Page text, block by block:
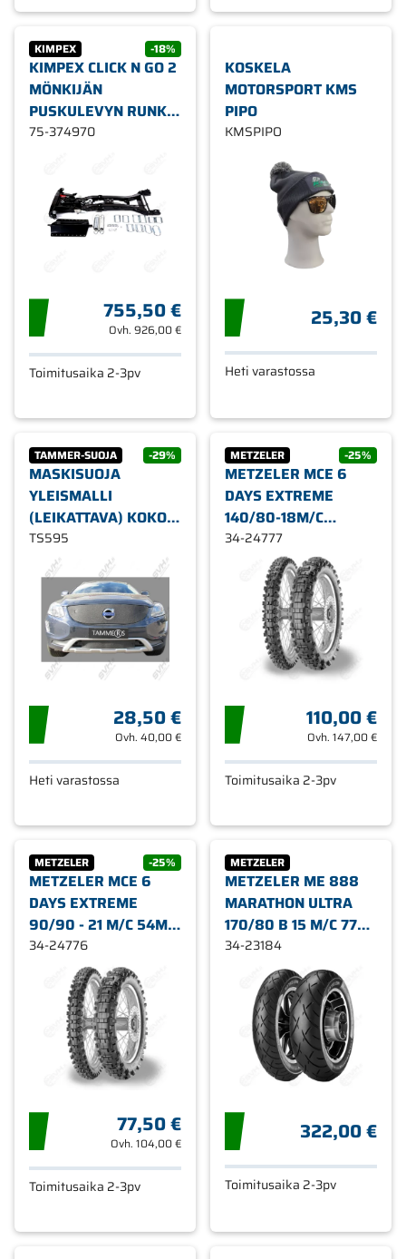
KIMPEX -18%
KIMPEX CLICK N GO 2
MÖNKIJÄN
PUSKULEVYN RUNKO
UTV
75-374970
755,50 €
Ovh. 926,00 €
Toimitusaika 2-3pv
KOSKELA
MOTORSPORT KMS
PIPO
KMSPIPO
25,30 €
Heti varastossa
TAMMER-SUOJA -29%
MASKISUOJA
YLEISMALLI
(LEIKATTAVA) KOKO
44 X 110CM
TS595
28,50 €
Ovh. 40,00 €
Heti varastossa
METZELER -25%
METZELER MCE 6
DAYS EXTREME
140/80-18M/C
MOOTTORIPYÖRÄN
RENGAS
34-24777
110,00 €
Ovh. 147,00 €
Toimitusaika 2-3pv
METZELER -25%
METZELER MCE 6
DAYS EXTREME
90/90 - 21 M/C 54M
M+S F
MOOTTORIPYÖRÄN
RENGAS
34-24776
77,50 €
Ovh. 104,00 €
Toimitusaika 2-3pv
METZELER
METZELER ME 888
MARATHON ULTRA
170/80 B 15 M/C 77H
TL TAAKSE
MOOTTORIPYÖRÄN
RENGAS
34-23184
322,00 €
Toimitusaika 2-3pv